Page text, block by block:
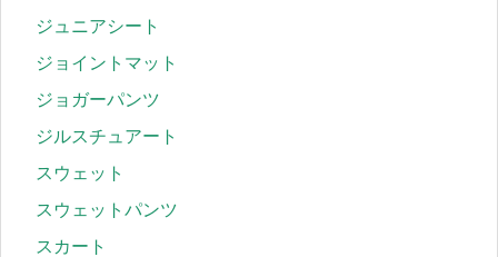
ジュニアシート
ジョイントマット
ジョガーパンツ
ジルスチュアート
スウェット
スウェットパンツ
スカート